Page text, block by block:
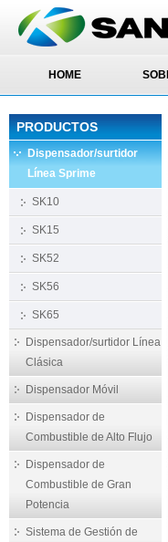
HOME
PRODUCTOS
Dispensador/surtidor
Línea Sprime
SK10
SK15
SK52
SK56
SK65
Dispensador/surtidor Línea
Clásica
Dispensador Móvil
Dispensador de
Combustible de Alto Flujo
Dispensador de
Combustible de Gran
Potencia
Sistema de Gestión de